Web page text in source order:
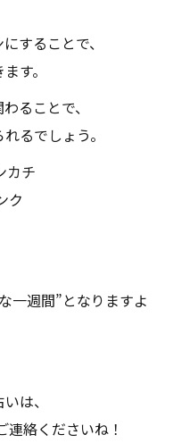
することで、
す。
ることで、
るでしょう。
カチ
ク
一週間”となりますよ
は、
絡くださいね！